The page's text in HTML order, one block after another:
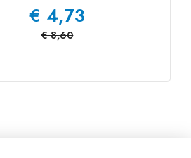
€ 4,73
€ 8,60